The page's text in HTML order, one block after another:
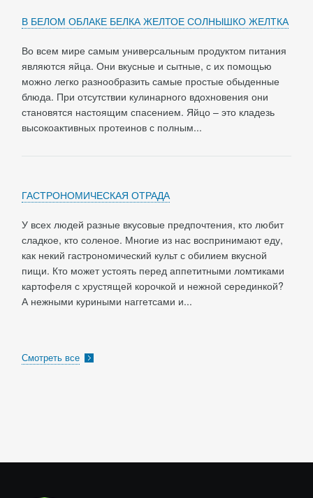
В БЕЛОМ ОБЛАКЕ БЕЛКА ЖЕЛТОЕ СОЛНЫШКО ЖЕЛТКА
Во всем мире самым универсальным продуктом питания
являются яйца. Они вкусные и сытные, с их помощью
можно легко разнообразить самые простые обыденные
блюда. При отсутствии кулинарного вдохновения они
становятся настоящим спасением. Яйцо – это кладезь
высокоактивных протеинов с полным...
ГАСТРОНОМИЧЕСКАЯ ОТРАДА
У всех людей разные вкусовые предпочтения, кто любит
сладкое, кто соленое. Многие из нас воспринимают еду,
как некий гастрономический культ с обилием вкусной
пищи. Кто может устоять перед аппетитными ломтиками
картофеля с хрустящей корочкой и нежной серединкой?
А нежными куриными наггетсами и...
Смотреть все